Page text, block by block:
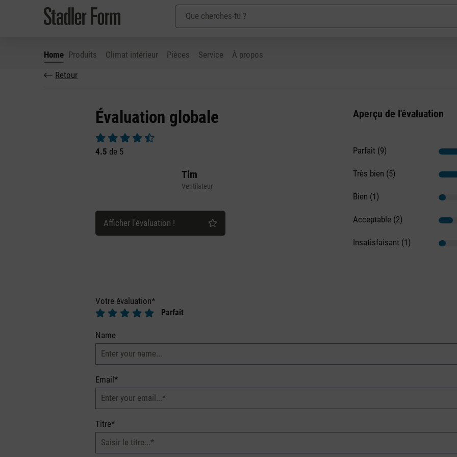
au contenu principal
Passer à la recherche
Passer à la navigation principale
Home Produits Climat intérieur Pièces Service
À propos
Retour
Évaluation globale
Note moyenne de 4.5 sur 5 étoiles
4.5 de 5
Tim
Ventilateur
Afficher l'évaluation !
Aperçu de l'évaluation
Parfait (9)
Très bien (5)
Bien (1)
Acceptable (2)
Insatisfaisant (1)
Votre évaluation*
Parfait
Name
Email*
Titre*